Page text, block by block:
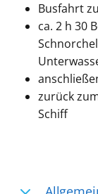
Busfahrt
ca. 2 h 30
zurück
Schiff